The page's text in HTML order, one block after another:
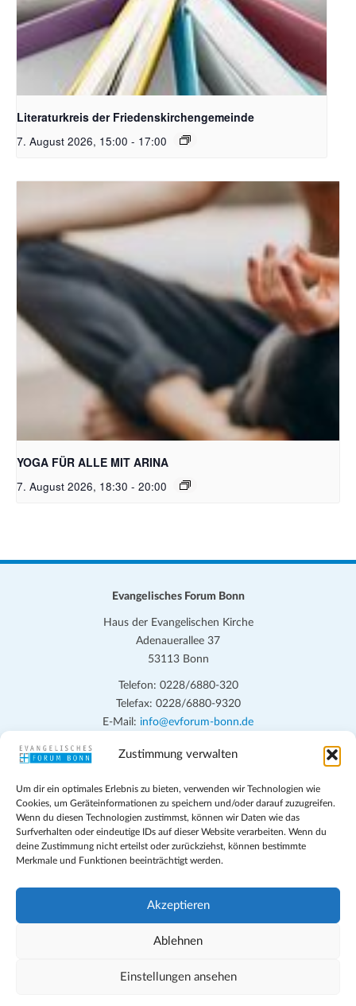
Zustimmung verwalten
Um dir ein optimales Erlebnis zu bieten, verwenden wir Technologien wie
Cookies, um Geräteinformationen zu speichern und/oder darauf zuzugreifen.
Wenn du diesen Technologien zustimmst, können wir Daten wie das
Surfverhalten oder eindeutige IDs auf dieser Website verarbeiten. Wenn du
deine Zustimmung nicht erteilst oder zurückziehst, können bestimmte
Merkmale und Funktionen beeinträchtigt werden.
Akzeptieren
Ablehnen
Einstellungen ansehen
Bildquelle Pixabay
Literaturkreis der Friedenskirchengemeinde
7. August 2026, 15:00 - 17:00
Bild: Pixabay free
YOGA FÜR ALLE MIT ARINA
7. August 2026, 18:30 - 20:00
Evangelisches Forum Bonn
Haus der Evangelischen Kirche
Adenauerallee 37
53113 Bonn
Telefon: 0228/6880-320
Telefax: 0228/6880-9320
E-Mail: info@evforum-bonn.de
Das Evangelische Forum Bonn will in seinen zentralen
persönlichen, beruflichen, kirchlichen und öffentlichen Lebens
eingehen, zu offener Begegnung und ehrlicher Auseinandersetzung
anregen und mithelfen, aus der Verheißung des Evangeliums heraus
im individuellen und gesellschaftlichen Leben verantwortlich zu
denken, zu reden und zu handeln.
Impressum
Teilnahmebedingungen
Cookie-Richtlinie (EU)